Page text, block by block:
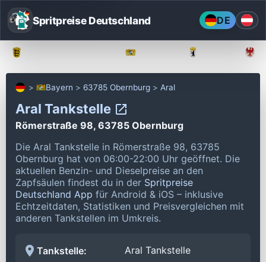
Spritpreise Deutschland DE
Bayern 63785 Obernburg Aral
Aral Tankstelle
Römerstraße 98, 63785 Obernburg
Die Aral Tankstelle in Römerstraße 98, 63785
Obernburg hat von 06:00-22:00 Uhr geöffnet. Die
aktuellen Benzin- und Dieselpreise an den
Zapfsäulen findest du in der Spritpreise
Deutschland App für Android & iOS – inklusive
Echtzeitdaten, Statistiken und Preisvergleichen mit
anderen Tankstellen im Umkreis.
Tankstelle: Aral Tankstelle